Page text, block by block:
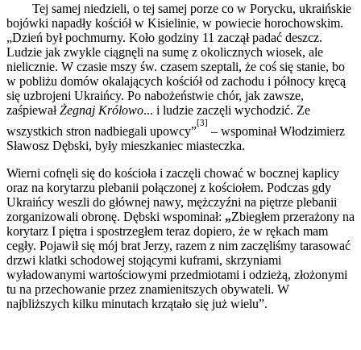
Tej samej niedzieli, o tej samej porze co w Porycku, ukraińskie
bojówki napadły kościół w Kisielinie, w powiecie horochowskim.
„Dzień był pochmurny. Koło godziny 11 zaczął padać deszcz.
Ludzie jak zwykle ciągnęli na sumę z okolicznych wiosek, ale
nielicznie. W czasie mszy św. czasem szeptali, że coś się stanie, bo
w pobliżu domów okalających kościół od zachodu i północy kręcą
się uzbrojeni Ukraińcy. Po nabożeństwie chór, jak zawsze,
zaśpiewałŻegnaj Królowo... i ludzie zaczęli wychodzić. Ze
wszystkich stron nadbiegali upowcy”
[3]
– wspominał Włodzimierz
Sławosz Dębski, były mieszkaniec miasteczka.
Wierni cofnęli się do kościoła i zaczęli chować w bocznej kaplicy
oraz na korytarzu plebanii połączonej z kościołem. Podczas gdy
Ukraińcy weszli do głównej nawy, mężczyźni na piętrze plebanii
zorganizowali obronę. Dębski wspominał: „Zbiegłem przerażony na
korytarz I piętra i spostrzegłem teraz dopiero, że w rękach mam
cegły. Pojawił się mój brat Jerzy, razem z nim zaczęliśmy tarasować
drzwi klatki schodowej stojącymi kuframi, skrzyniami
wyładowanymi wartościowymi przedmiotami i odzieżą, złożonymi
tu na przechowanie przez znamienitszych obywateli. W
najbliższych kilku minutach krzątało się już wielu”.